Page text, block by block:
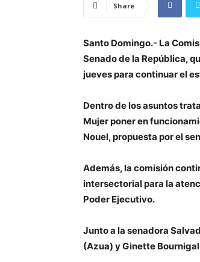
Share
Santo Domingo.- La
Senado de la República,
jueves para continuar el
Dentro de los asuntos
Mujer poner en
Nouel, propuesta por el
Además, la comisión
intersectorial para la
Poder Ejecutivo.
Junto a la senadora
(Azua) y Ginette